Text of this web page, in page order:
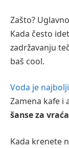
Zašto?
Kada često
zadržavanju
baš cool.
Voda je
Zamena kafe i
šanse za
Kada krenete